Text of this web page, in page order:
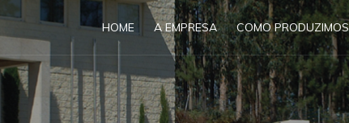
HOME A EMPRESA COMO PRODUZIMOS